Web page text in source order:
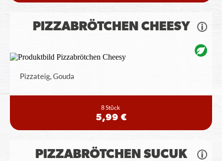
PIZZABRÖTCHEN CHEESY
Pizzateig, Gouda
8 Stück
5,99 €
PIZZABRÖTCHEN SUCUK